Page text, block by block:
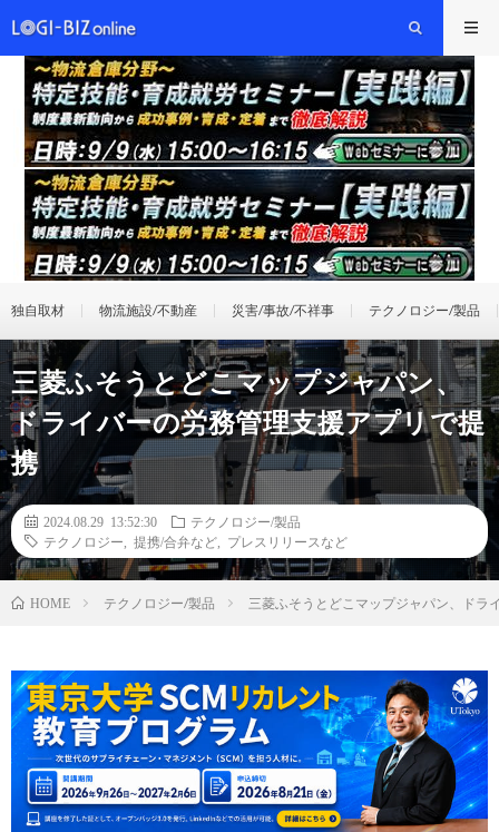
独自取材 物流施設/不動産 災害/事故/不祥事 テクノロジー/製品
三菱ふそうとどこマップジャパン、
ドライバーの労務管理支援アプリで提
携
2024.08.29 13:52:30
テクノロジー/製品
テクノロジー
提携/合弁など プレスリリースなど
HOME テクノロジー/製品 三菱ふそうとどこマップジャパン、ドラ